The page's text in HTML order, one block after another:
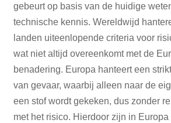
gebeurt op basis van de huidige
technische kennis. Wereldwijd
landen uiteenlopende criteria voor
wat niet altijd overeenkomt met de
benadering. Europa hanteert een
van gevaar, waarbij alleen naar de
een stof wordt gekeken, dus zonder
met het risico. Hierdoor zijn in